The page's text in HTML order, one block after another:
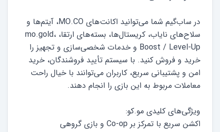
در ساب‌گیم شما می‌توانید اکانت‌های MO.CO، آیتم‌ها و
سلاح‌های نایاب، کریستال‌ها، بسته‌های ارتقا، mo.gold،
Boost / Level-Up و خدمات شخصی‌سازی و تجهیز را
خرید و فروش کنید. با سیستم تأیید فروشندگان، خرید
امن و پشتیبانی سریع، کاربران می‌توانند با خیال راحت